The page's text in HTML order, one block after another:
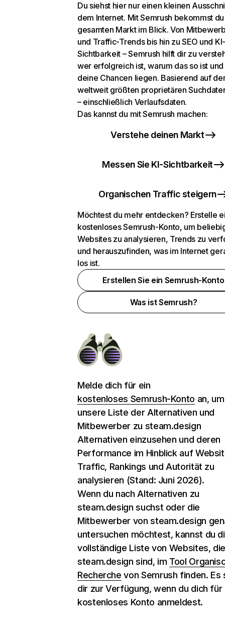
Du siehst hier nur einen kleinen
dem Internet. Mit Semrush bekommst
gesamten Markt im Blick. Von
und Traffic-Trends bis hin zu SEO und KI-
Sichtbarkeit – Semrush hilft dir zu
wer erfolgreich ist, warum das so ist
deine Chancen liegen. Basierend auf
weltweit größten proprietären
– einschließlich Verlaufsdaten.
Das kannst du mit Semrush machen:
Verstehe deinen Markt
Messen Sie KI-Sichtbarkeit
Organischen Traffic steigern
Möchtest du mehr entdecken? Erstelle
kostenloses Semrush-Konto, um
Websites zu analysieren, Trends zu
und herauszufinden, was im Internet
los ist.
Erstellen Sie ein Semrush-Konto
Was ist Semrush?
Melde dich für ein
kostenloses Semrush-Konto an, um
unsere Liste der Alternativen und
Mitbewerber zu steam.design
Alternativen einzusehen und deren
Performance im Hinblick auf
Traffic, Rankings und Autorität zu
analysieren (Stand: Juni 2026).
Wenn du nach Alternativen zu
steam.design suchst oder die
Mitbewerber von steam.design
untersuchen möchtest, kannst du
vollständige Liste von Websites,
steam.design sind, im Tool
Recherche von Semrush finden. Es
dir zur Verfügung, wenn du dich für
kostenloses Konto anmeldest.